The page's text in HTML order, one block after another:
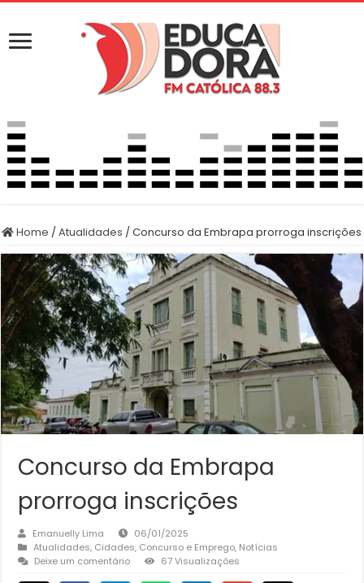
Home /Atualidades /Concurso da Embrapa prorroga inscrições
Concurso da Embrapa
prorroga inscrições
Emanuelly Lima
06/01/2025
Atualidades, Cidades, Concurso e Emprego, Notícias
Deixe um comentário
67 Visualizações